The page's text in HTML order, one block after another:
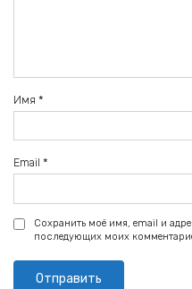
Имя *
Email *
Сохранить моё имя, email и
последующих моих